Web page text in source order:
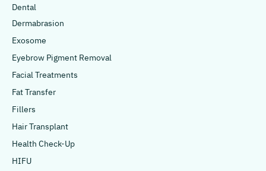
Dental
Dermabrasion
Exosome
Eyebrow Pigment Removal
Facial Treatments
Fat Transfer
Fillers
Hair Transplant
Health Check-Up
HIFU